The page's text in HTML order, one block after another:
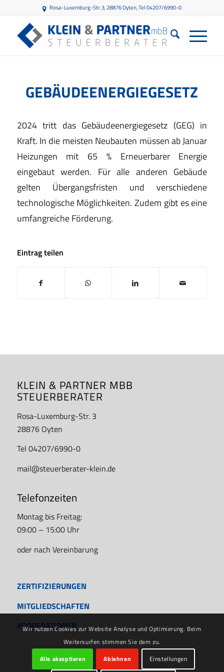
Rosa-Luxemburg-Str. 3, 28876 Oyten, Tel 04207/6990-0
GEBÄUDEENERGIEGESETZ
2024 tritt das Gebäudeenergiegesetz (GEG) in
Kraft. In die meisten Neubauten müssen ab Januar
Heizungen mit 65 % Erneuerbarer Energie
eingebaut werden. Für alle anderen Gebäude
gelten Übergangsfristen und verschiedene
technologische Möglichkeiten. Zudem gibt es eine
umfangreiche Förderung.
Eintrag teilen
KLEIN & PARTNER MBB
STEUERBERATER
Rosa-Luxemburg-Str. 3
28876 Oyten
Tel 04207/6990-0
mail@steuerberater-klein.de
Telefonzeiten
Montag bis Freitag:
09:00 – 15:00 Uhr
oder nach Vereinbarung
ZERTIFIZIERUNGEN
MITGLIEDSCHAFTEN
KOOPERATIONEN
Wir nutzen Cookies zur Website Analyse und Optimierung. Beim
Weitersurfen stimmen Sie dem zu.
Alle akzeptieren
Ablehnen Einstellungen